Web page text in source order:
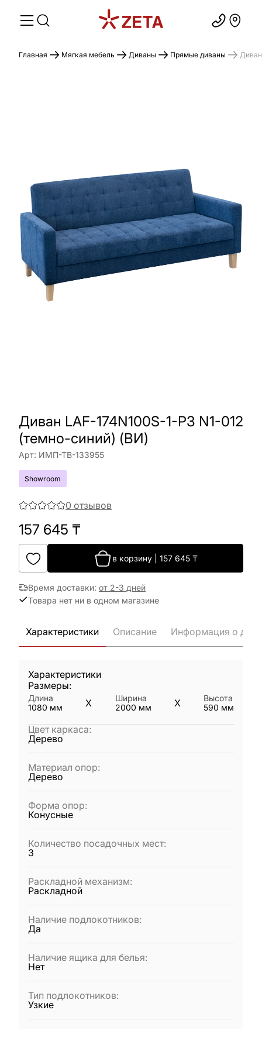
Главная Мягкая мебель Диваны Прямые диваны
Диван LAF-174N100S-1-P3 N1-012
(темно-синий) (ВИ)
Арт: ИМП-ТВ-133955
Showroom
0 отзывов
157 645 ₸
в корзину| 157 645₸
Время доставки: от 2-3 дней
Товара нет ни в одном магазине
Характеристики Описание Информация о
Характеристики
Размеры:
Длина
1080 мм X
Ширина
2000 мм X
Высота
590 мм
Цвет каркаса:
Дерево
Материал опор:
Дерево
Форма опор:
Конусные
Количество посадочных мест:
3
Раскладной механизм:
Раскладной
Наличие подлокотников:
Да
Наличие ящика для белья:
Нет
Тип подлокотников:
Узкие